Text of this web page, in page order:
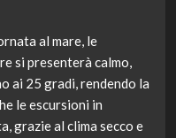
al mare, le
si presenterà calmo,
ai 25 gradi, rendendo la
le escursioni in
grazie al clima secco e